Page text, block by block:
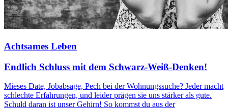
Achtsames Leben
Endlich Schluss mit dem Schwarz-Weiß-Denken!
Mieses Date, Jobabsage, Pech bei der Wohnungssuche? Jeder macht
schlechte Erfahrungen, und leider prägen sie uns stärker als gute.
Schuld daran ist unser Gehirn! So kommst du aus der